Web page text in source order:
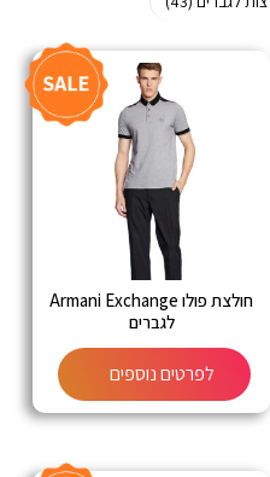
חולצת פולו Armani Exchange
לגברים
לפרטים נוספים